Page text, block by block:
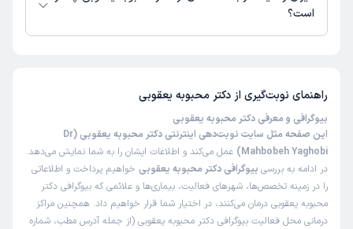
علت مراجعه: درمان سردردها و میگرن
این پزشک را پیشنهاد نمیکنم
زمان انتظار: 45-90 دقیقه
عدم رضایت
کاربر دکترتو
نوبت مطب از دکترتو
1405/02/25
)
است؟
راهنمای نوبت‌گیری از دکتر محبوبه یعقوبی
بیوگرافی و معرفی دکتر محبوبه یعقوبی
این صفحه مثل سایت نوبت‌دهی اینترنتی دکتر محبوبه یعقوبی (Dr
Mahbobeh Yaghobi)
عمل می‌کند و اطلاعات ایشان را به شما نمایش می‌دهد.
در ادامه به بررسی بیوگرافی دکتر محبوبه یعقوبی خواهیم پرداخت و اطلاعاتی
را در زمینه تخصص‌ها، شهرهای فعالیت، بیماری‌ها و علائمی که بیوگرافی دکتر
محبوبه یعقوبی درمان می‌کنند، در اختیار شما قرار خواهیم داد. همچنین مراکز
درمانی محل فعالیت بیوگرافی دکتر محبوبه یعقوبی (از جمله آدرس مطب، شماره